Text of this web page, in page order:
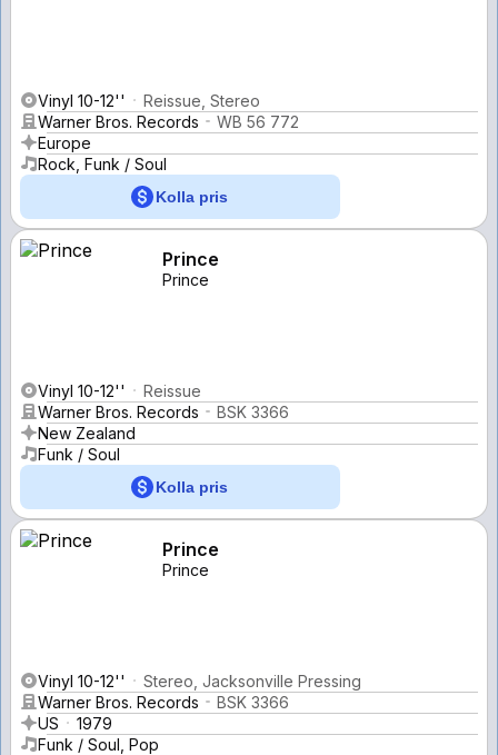
Vinyl 10-12''
Reissue, Stereo
Warner Bros. Records
WB 56 772
Europe
Rock, Funk / Soul
Kolla pris
Prince
Prince
Vinyl 10-12''
Reissue
Warner Bros. Records
BSK 3366
New Zealand
Funk / Soul
Kolla pris
Prince
Prince
Vinyl 10-12''
Stereo, Jacksonville Pressing
Warner Bros. Records
BSK 3366
US
1979
Funk / Soul, Pop